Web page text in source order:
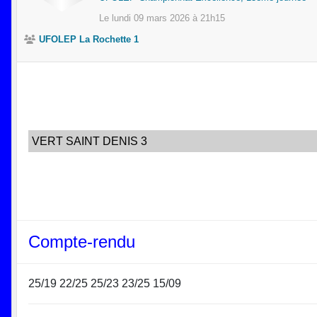
Le lundi 09 mars 2026 à 21h15
UFOLEP La Rochette 1
VERT SAINT DENIS 3
Compte-rendu
25/19 22/25 25/23 23/25 15/09